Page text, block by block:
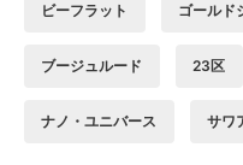
ビーフラット ゴールド
ブージュルード 23区
ナノ・ユニバース サワ